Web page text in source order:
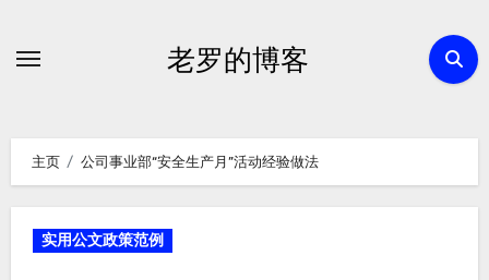
老罗的博客
主页 公司事业部“安全生产月”活动经验做法
实用公文政策范例